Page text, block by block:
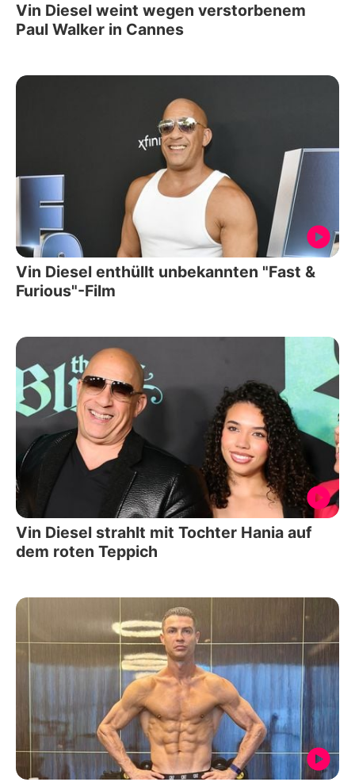
Vin Diesel weint wegen verstorbenem
Paul Walker in Cannes
Vin Diesel enthüllt unbekannten "Fast &
Furious"-Film
Vin Diesel strahlt mit Tochter Hania auf
dem roten Teppich